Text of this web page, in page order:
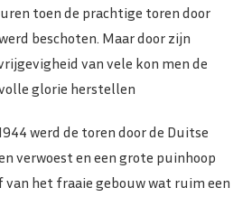
toen de prachtige toren door
beschoten. Maar door zijn
van vele kon men de
glorie herstellen
werd de toren door de Duitse
verwoest en een grote puinhoop
van het fraaie gebouw wat ruim een